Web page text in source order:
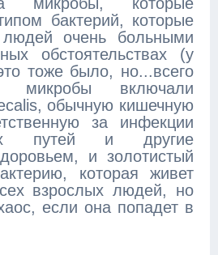
бактерий, которые
людей очень больными
обстоятельствах (у
тоже было, но...всего
микробы включали
обычную кишечную
за инфекции
путей и другие
и золотистый
которая живет
взрослых людей, но
если она попадет в